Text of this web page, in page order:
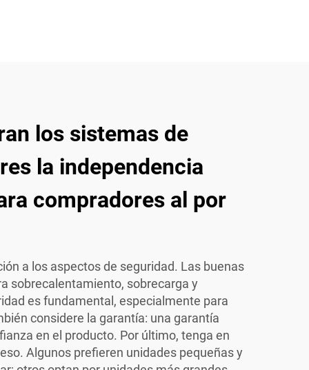
los sistemas de
la independencia
compradores al por
a los aspectos de seguridad. Las buenas
sobrecalentamiento, sobrecarga y
es fundamental, especialmente para
considere la garantía: una garantía
en el producto. Por último, tenga en
Algunos prefieren unidades pequeñas y